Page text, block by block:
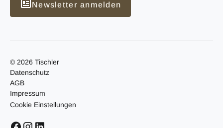
Newsletter anmelden
© 2026 Tischler
Datenschutz
AGB
Impressum
Cookie Einstellungen